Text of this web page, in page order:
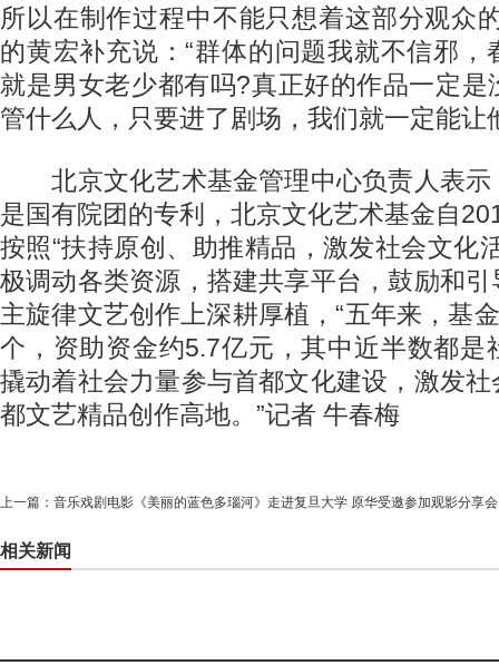
所以在制作过程中不能只想着这部分观
的黄宏补充说：“群体的问题我就不信邪，
就是男女老少都有吗?真正好的作品一定是
管什么人，只要进了剧场，我们就一定能让
北京文化艺术基金管理中心负责人表示
是国有院团的专利，北京文化艺术基金自
按照“扶持原创、助推精品，激发社会文化
极调动各类资源，搭建共享平台，鼓励和
主旋律文艺创作上深耕厚植，“五年来，基
个，资助资金约5.7亿元，其中近半数都是
撬动着社会力量参与首都文化建设，激发
都文艺精品创作高地。”记者 牛春梅
上一篇： 音乐戏剧电影《美丽的蓝色多瑙河》走进复旦大学 原华受邀参加观影分享会
相关新闻